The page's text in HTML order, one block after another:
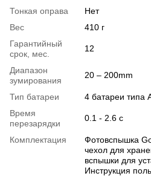
Тонкая оправа
Нет
Вес
410 г
Гарантийный
срок, мес.
12
Диапазон
зумирования
20 – 200mm
Тип батареи
4 батареи типа
Время
перезарядки
0.1 - 2.6 c
Комплектация
Фотовспышка
чехол для
вспышки для
Инструкция